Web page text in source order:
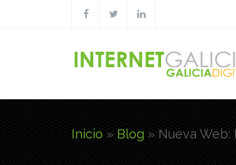
Pasar al contenido principal
Usted está aquí
Inicio » Blog » Nueva Web: